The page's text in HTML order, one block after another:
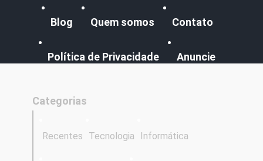
Blog Quem somos Contato
Política de Privacidade Anuncie
Categorias
Recentes Tecnologia Informática